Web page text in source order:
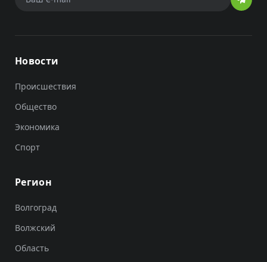
Новости
Происшествия
Общество
Экономика
Спорт
Регион
Волгоград
Волжский
Область